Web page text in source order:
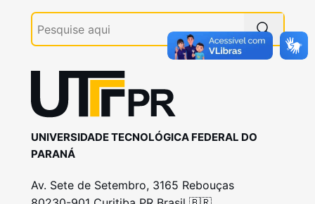
UNIVERSIDADE TECNOLÓGICA FEDERAL DO
PARANÁ
Av. Sete de Setembro, 3165 Rebouças